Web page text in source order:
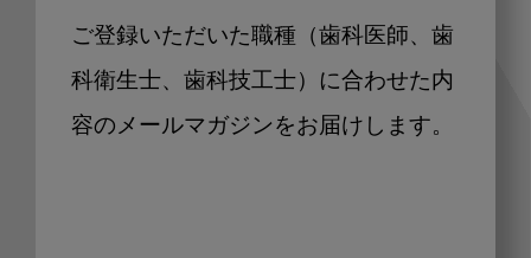
ご登録いただいた職種（歯科医師、歯
科衛生士、歯科技工士）に合わせた内
容のメールマガジンをお届けします。